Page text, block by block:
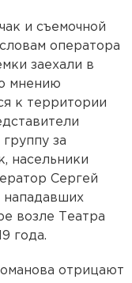
и съемочной
оператора
заехали в
мнению
к территории
за
насельники
Сергей
нападавших
возле Театра
года.
отрицают